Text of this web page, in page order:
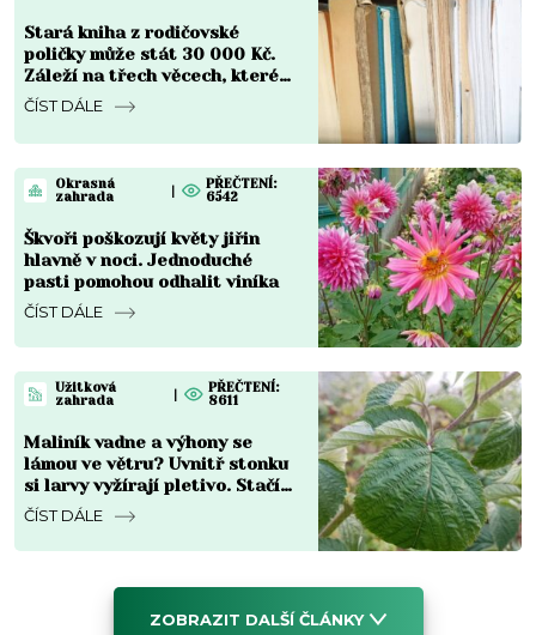
Stará kniha z rodičovské
poličky může stát 30 000 Kč.
Záleží na třech věcech, které
většina lidí ani nekontroluje
ČÍST DÁLE
Okrasná
zahrada
|
PŘEČTENÍ:
6542
Škvoři poškozují květy jiřin
hlavně v noci. Jednoduché
pasti pomohou odhalit viníka
ČÍST DÁLE
Užitková
zahrada
|
PŘEČTENÍ:
8611
Maliník vadne a výhony se
lámou ve větru? Uvnitř stonku
si larvy vyžírají pletivo. Stačí
jeden řez a česnek
ČÍST DÁLE
ZOBRAZIT DALŠÍ ČLÁNKY